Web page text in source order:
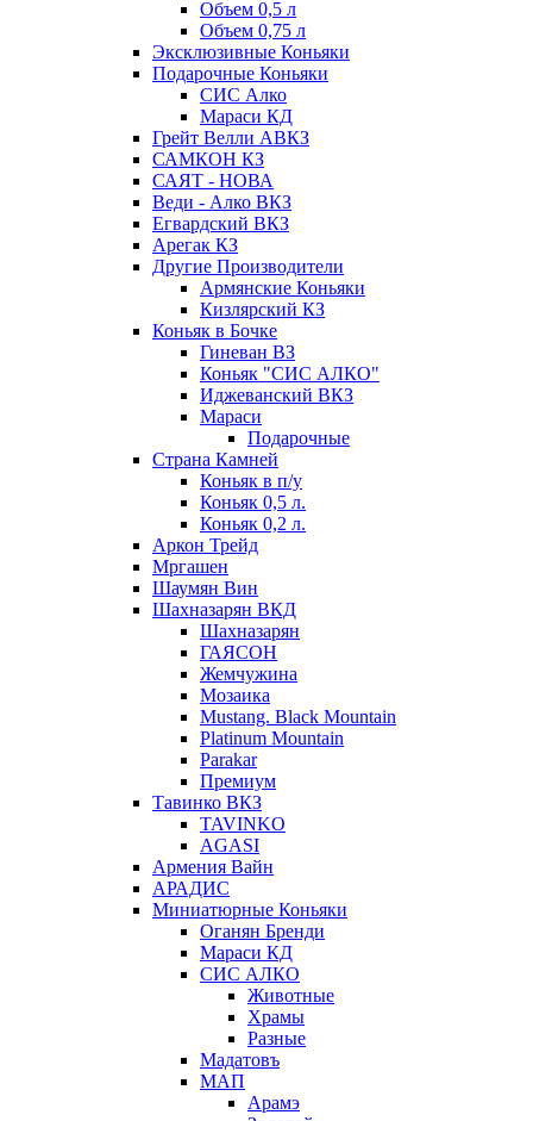
Объем 0,5 л
Объем 0,75 л
Эксклюзивные Коньяки
Подарочные Коньяки
СИС Алко
Мараси КД
Грейт Велли АВКЗ
САМКОН КЗ
САЯТ - НОВА
Веди - Алко ВКЗ
Егвардский ВКЗ
Арегак КЗ
Другие Производители
Армянские Коньяки
Кизлярский КЗ
Коньяк в Бочке
Гиневан ВЗ
Коньяк "СИС АЛКО"
Иджеванский ВКЗ
Мараси
Подарочные
Страна Камней
Коньяк в п/у
Коньяк 0,5 л.
Коньяк 0,2 л.
Аркон Трейд
Мргашен
Шаумян Вин
Шахназарян ВКД
Шахназарян
ГАЯСОН
Жемчужина
Мозаика
Mustang. Black Mountain
Platinum Mountain
Parakar
Премиум
Тавинко ВКЗ
TAVINKO
AGASI
Армения Вайн
АРАДИС
Миниатюрные Коньяки
Оганян Бренди
Мараси КД
СИС АЛКО
Животные
Храмы
Разные
Мадатовъ
МАП
Арамэ